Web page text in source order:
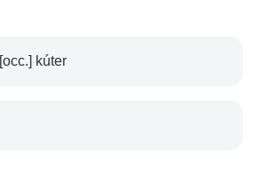
[occ.] kúter